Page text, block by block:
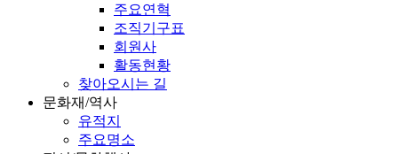
주요연혁
조직기구표
회원사
활동현황
찾아오시는 길
문화재/역사
유적지
주요명소